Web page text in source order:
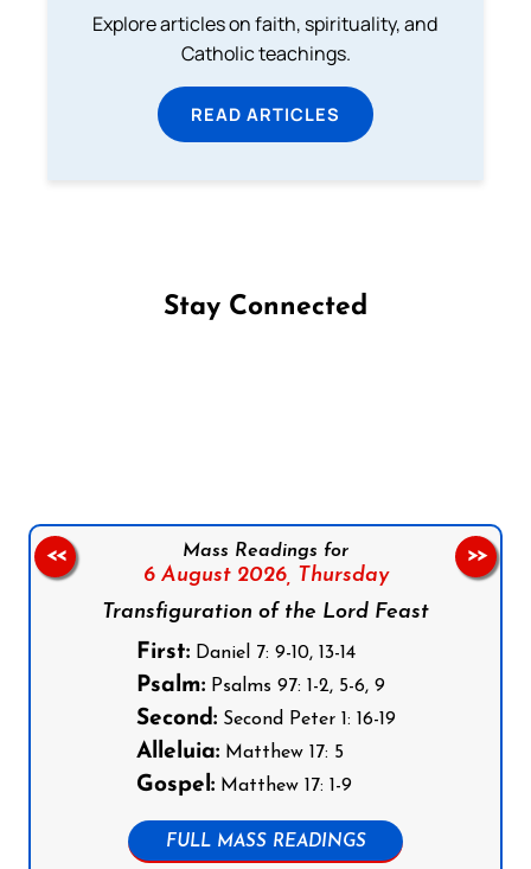
Explore articles on faith, spirituality, and
Catholic teachings.
READ ARTICLES
Stay Connected
Mass Readings for
6 August 2026, Thursday
Transfiguration of the Lord Feast
First:Daniel 7: 9-10, 13-14
Psalm:Psalms 97: 1-2, 5-6, 9
Second:Second Peter 1: 16-19
Alleluia:Matthew 17: 5
Gospel:Matthew 17: 1-9
FULL MASS READINGS
<< >>